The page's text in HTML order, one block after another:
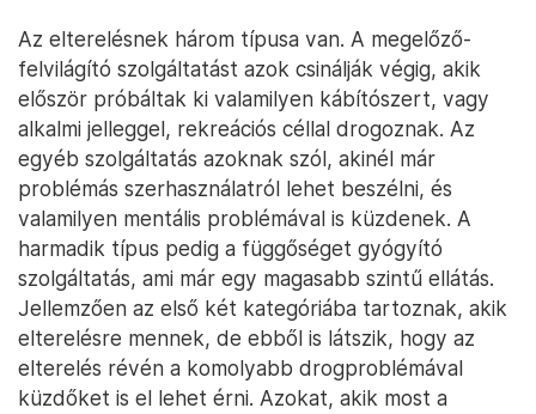
Az elterelésnek három típusa van. A megelőző-
felvilágító szolgáltatást azok csinálják végig, akik
először próbáltak ki valamilyen kábítószert, vagy
alkalmi jelleggel, rekreációs céllal drogoznak. Az
egyéb szolgáltatás azoknak szól, akinél már
problémás szerhasználatról lehet beszélni, és
valamilyen mentális problémával is küzdenek. A
harmadik típus pedig a függőséget gyógyító
szolgáltatás, ami már egy magasabb szintű ellátás.
Jellemzően az első két kategóriába tartoznak, akik
elterelésre mennek, de ebből is látszik, hogy az
elterelés révén a komolyabb drogproblémával
küzdőket is el lehet érni. Azokat, akik most a